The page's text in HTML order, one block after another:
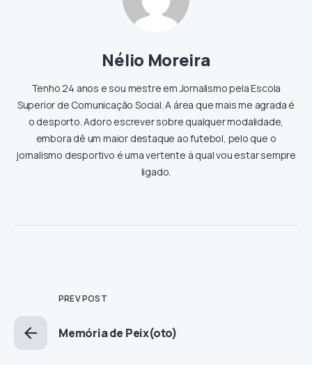
Nélio Moreira
Tenho 24 anos e sou mestre em Jornalismo pela Escola
Superior de Comunicação Social. A área que mais me agrada é
o desporto. Adoro escrever sobre qualquer modalidade,
embora dê um maior destaque ao futebol, pelo que o
jornalismo desportivo é uma vertente à qual vou estar sempre
ligado.
PREV POST
Memória de Peix(oto)